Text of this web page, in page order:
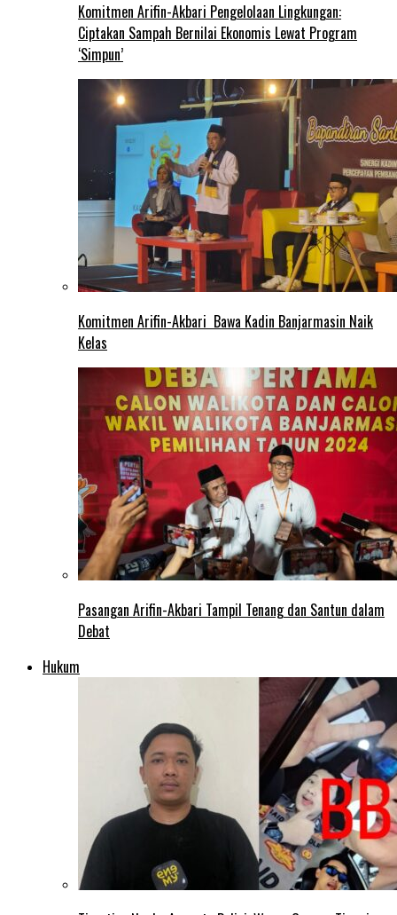
Komitmen Arifin-Akbari Pengelolaan Lingkungan:
Ciptakan Sampah Bernilai Ekonomis Lewat Program
‘Simpun’
Komitmen Arifin-Akbari Bawa Kadin Banjarmasin Naik
Kelas
Pasangan Arifin-Akbari Tampil Tenang dan Santun dalam
Debat
Hukum